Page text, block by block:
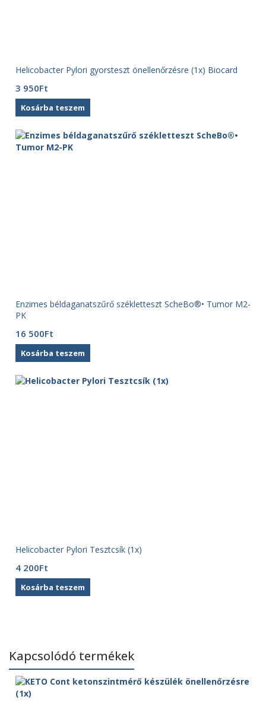
Helicobacter Pylori gyorsteszt önellenőrzésre (1x) Biocard
3 950Ft
Kosárba teszem
Enzimes béldaganatszűrő székletteszt ScheBo®• Tumor M2-
PK
16 500Ft
Kosárba teszem
Helicobacter Pylori Tesztcsík (1x)
4 200Ft
Kosárba teszem
Kapcsolódó termékek